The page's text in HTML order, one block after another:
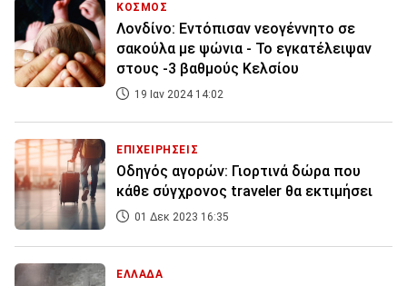
ΚΟΣΜΟΣ
Λονδίνο: Εντόπισαν νεογέννητο σε
σακούλα με ψώνια - Το εγκατέλειψαν
στους -3 βαθμούς Κελσίου
19 Ιαν 2024 14:02
ΕΠΙΧΕΙΡΗΣΕΙΣ
Οδηγός αγορών: Γιορτινά δώρα που
κάθε σύγχρονος traveler θα εκτιμήσει
01 Δεκ 2023 16:35
ΕΛΛΑΔΑ